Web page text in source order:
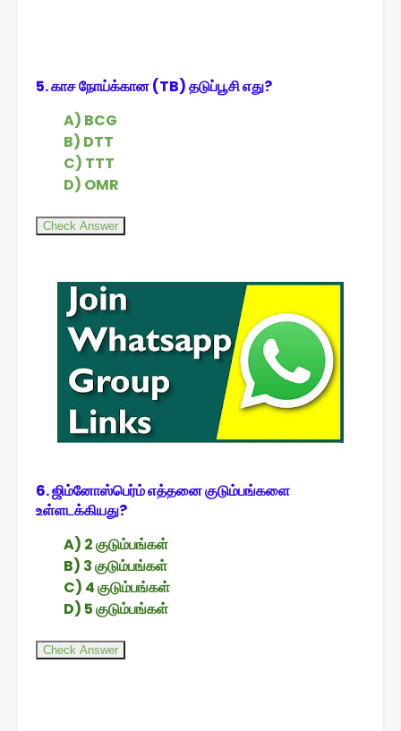
5. காச நோய்க்கான (TB) தடுப்பூசி எது?
A) BCG
B) DTT
C) TTT
D) OMR
Check Answer
6. ஜிம்னோஸ்பெர்ம் எத்தனை குடும்பங்களை
உள்ளடக்கியது?
A) 2 குடும்பங்கள்
B) 3 குடும்பங்கள்
C) 4 குடும்பங்கள்
D) 5 குடும்பங்கள்
Check Answer